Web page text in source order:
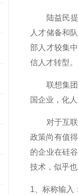
陆益民提到
人才储备和
部人才较集
信人才转型。
联想集团副
国企业，化
对于互联网
政策尚有值
的企业在硅
技术，似乎
1 、标称输入